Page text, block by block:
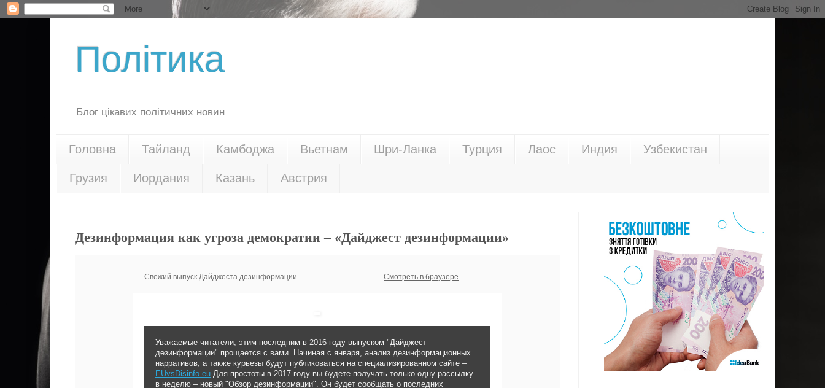
Політика
Блог цікавих політичних новин
Головна Тайланд Камбоджа Вьетнам Шри-Ланка Турция Лаос Индия Узбекистан
Грузия Иордания Казань Австрия
Дезинформация как угроза демократии – «Дайджест дезинформации»
Свежий выпуск Дайджеста дезинформации Смотреть в браузере
Уважаемые читатели, этим последним в 2016 году выпуском "Дайджест
дезинформации" прощается с вами. Начиная с января, анализ дезинформационных
нарративов, а также курьезы будут публиковаться на специализированном сайте –
EUvsDisinfo.eu Для простоты в 2017 году вы будете получать только одну рассылку
в неделю – новый "Обзор дезинформации". Он будет сообщать о последних